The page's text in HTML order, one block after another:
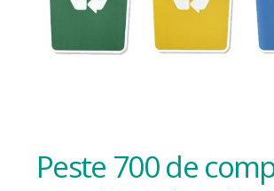
Peste 700 de